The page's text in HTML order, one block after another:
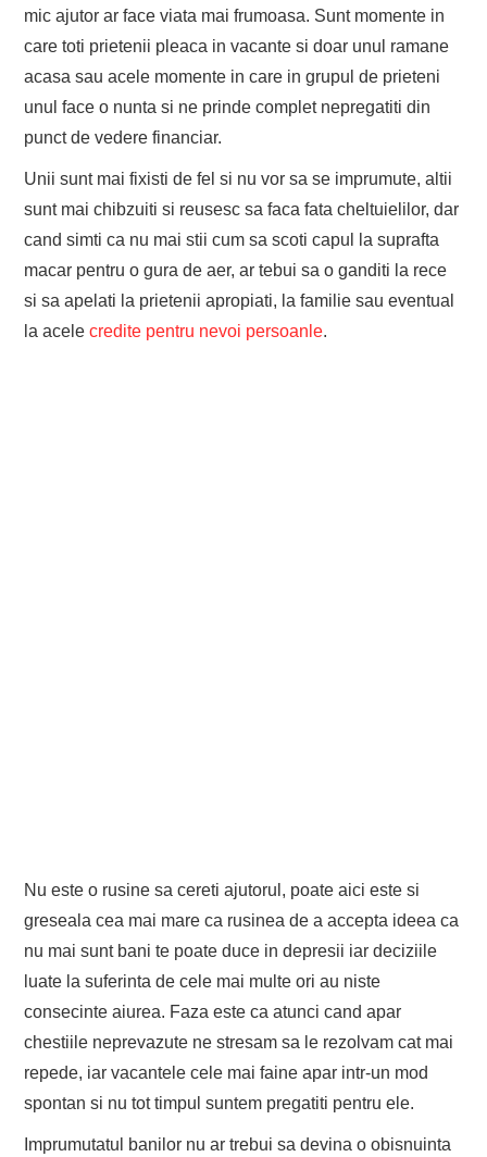
mic ajutor ar face viata mai frumoasa. Sunt momente in
care toti prietenii pleaca in vacante si doar unul ramane
acasa sau acele momente in care in grupul de prieteni
unul face o nunta si ne prinde complet nepregatiti din
punct de vedere financiar.
Unii sunt mai fixisti de fel si nu vor sa se imprumute, altii
sunt mai chibzuiti si reusesc sa faca fata cheltuielilor, dar
cand simti ca nu mai stii cum sa scoti capul la suprafta
macar pentru o gura de aer, ar tebui sa o ganditi la rece
si sa apelati la prietenii apropiati, la familie sau eventual
la acelecredite pentru nevoi persoanle.
Nu este o rusine sa cereti ajutorul, poate aici este si
greseala cea mai mare ca rusinea de a accepta ideea ca
nu mai sunt bani te poate duce in depresii iar deciziile
luate la suferinta de cele mai multe ori au niste
consecinte aiurea. Faza este ca atunci cand apar
chestiile neprevazute ne stresam sa le rezolvam cat mai
repede, iar vacantele cele mai faine apar intr-un mod
spontan si nu tot timpul suntem pregatiti pentru ele.
Imprumutatul banilor nu ar trebui sa devina o obisnuinta